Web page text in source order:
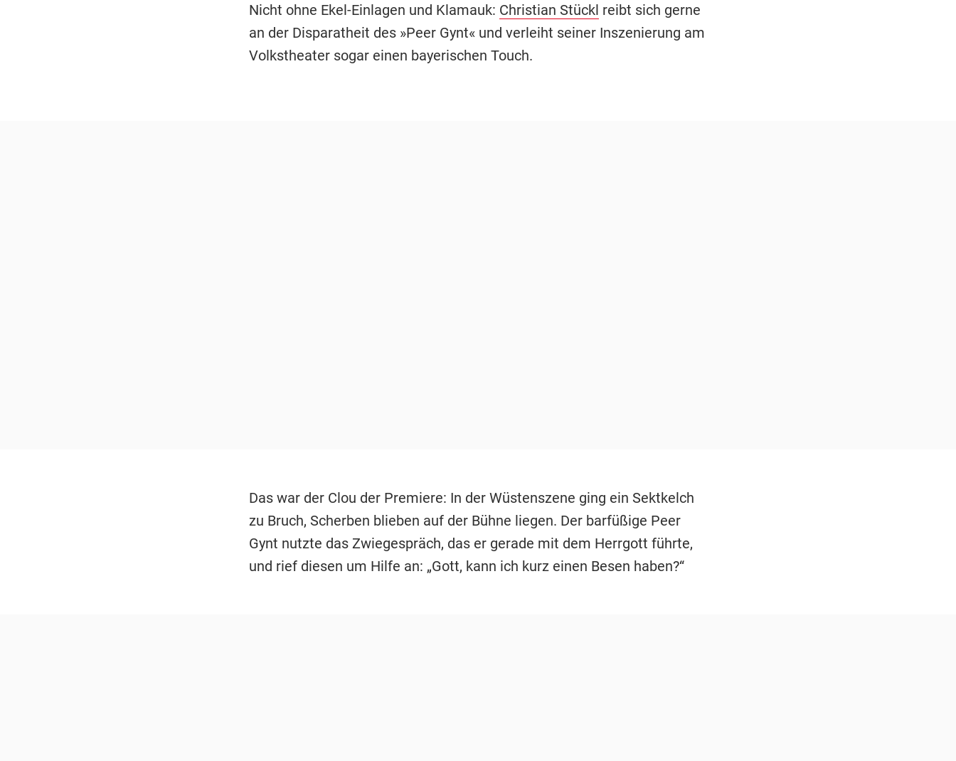
Nicht ohne Ekel-Einlagen und Klamauk: Christian Stückl reibt sich gerne
an der Disparatheit des »Peer Gynt« und verleiht seiner Inszenierung am
Volkstheater sogar einen bayerischen Touch.
Das war der Clou der Premiere: In der Wüstenszene ging ein Sektkelch
zu Bruch, Scherben blieben auf der Bühne liegen. Der barfüßige Peer
Gynt nutzte das Zwiegespräch, das er gerade mit dem Herrgott führte,
und rief diesen um Hilfe an: „Gott, kann ich kurz einen Besen haben?“